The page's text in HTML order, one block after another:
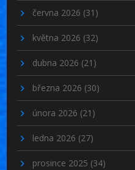
června 2026 (31)
května 2026 (32)
dubna 2026 (21)
března 2026 (30)
února 2026 (21)
ledna 2026 (27)
prosince 2025 (34)